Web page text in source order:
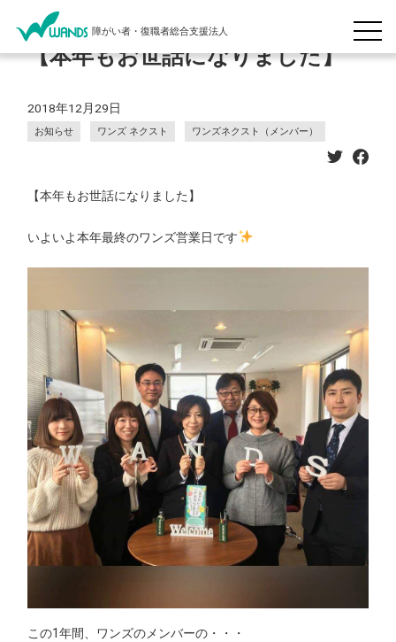
障がい者・復職者総合支援法人
【本年もお世話になりました】
2018年12月29日
お知らせ ワンズ ネクスト ワンズネクスト（メンバー）
【本年もお世話になりました】
いよいよ本年最終のワンズ営業日です
この1年間、ワンズのメンバーの ・・・